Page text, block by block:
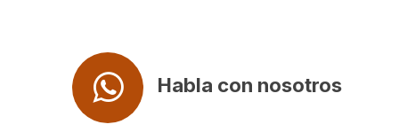
Habla con nosotros